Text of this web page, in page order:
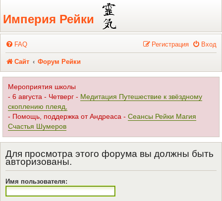
Регистрация
Империя Рейки
FAQ Вход
Регистрация
Сайт Форум Рейки
Мероприятия школы
- 6 августа - Четверг - Медитация Путешествие к звёздному
скоплению плеяд,
- Помощь, поддержка от Андреаса - Сеансы Рейки Магия
Счастья Шумеров
Для просмотра этого форума вы должны быть
авторизованы.
Имя пользователя: